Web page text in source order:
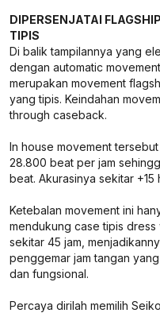
DIPERSENJATAI
TIPIS
Di balik tampilannya yang
dengan automatic
merupakan movement
yang tipis. Keindahan
through caseback.
In house movement
28.800 beat per jam
beat. Akurasinya sekitar
Ketebalan movement ini
mendukung case tipis
sekitar 45 jam,
penggemar jam tangan
dan fungsional.
Percaya dirilah memilih